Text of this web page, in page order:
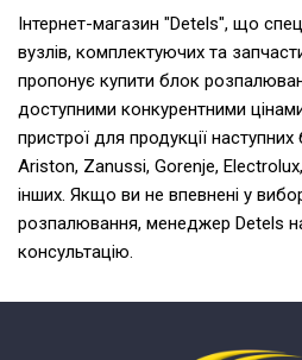
Інтернет-магазин "Detels", що
вузлів, комплектуючих та
пропонує купити блок
доступними конкурентними
пристрої для продукції
Ariston, Zanussi, Gorenje,
інших. Якщо ви не впевнені у
розпалювання, менеджер Detels
консультацію.